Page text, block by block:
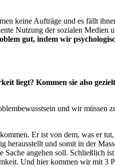
keine Aufträge und es fällt
Nutzung der sozialen
gut, indem wir
liegt? Kommen sie also
und wir
Er ist von dem, was er
und somit in der
angehen soll. Schließlich
Und hier kommen wir mit 3